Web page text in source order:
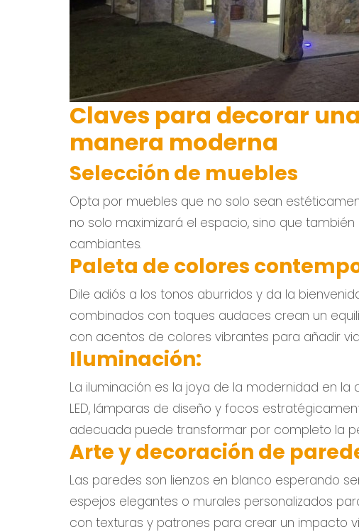
Claves para decorar
manera moderna
Selección de muebles
Opta por muebles que no solo sean
no solo maximizará el espacio, sino que
cambiantes.
Paleta de colores
Dile adiós a los tonos aburridos y da la
combinados con toques audaces crean un
con acentos de colores vibrantes para añadir
Iluminación:
La iluminación es la joya de la modernidad en
LED, lámparas de diseño y focos
adecuada puede transformar por completo la
Arte y decoración de
Las paredes son lienzos en blanco esperando
espejos elegantes o murales personalizados
con texturas y patrones para crear un impacto